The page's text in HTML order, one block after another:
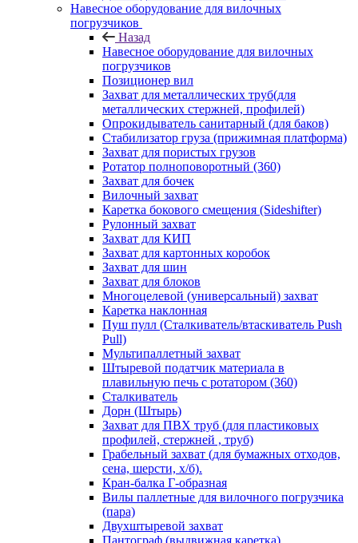
Навесное оборудование для вилочных
погрузчиков
Назад
Навесное оборудование для вилочных
погрузчиков
Позиционер вил
Захват для металлических труб(для
металлических стержней, профилей)
Опрокидыватель санитарный (для баков)
Стабилизатор груза (прижимная платформа)
Захват для пористых грузов
Ротатор полноповоротный (360)
Захват для бочек
Вилочный захват
Каретка бокового смещения (Sideshifter)
Рулонный захват
Захват для КИП
Захват для картонных коробок
Захват для шин
Захват для блоков
Многоцелевой (универсальный) захват
Каретка наклонная
Пуш пулл (Сталкиватель/втаскиватель Push
Pull)
Мультипаллетный захват
Штыревой податчик материала в
плавильную печь с ротатором (360)
Сталкиватель
Дорн (Штырь)
Захват для ПВХ труб (для пластиковых
профилей, стержней , труб)
Грабельный захват (для бумажных отходов,
сена, шерсти, х/б).
Кран-балка Г-образная
Вилы паллетные для вилочного погрузчика
(пара)
Двухштыревой захват
Пантограф (выдвижная каретка)